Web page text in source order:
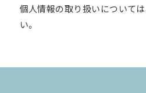
個人情報の取り扱いについては
い。